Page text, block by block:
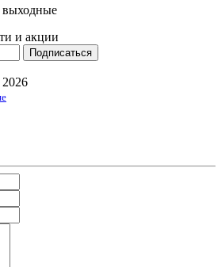
выходные
и акции